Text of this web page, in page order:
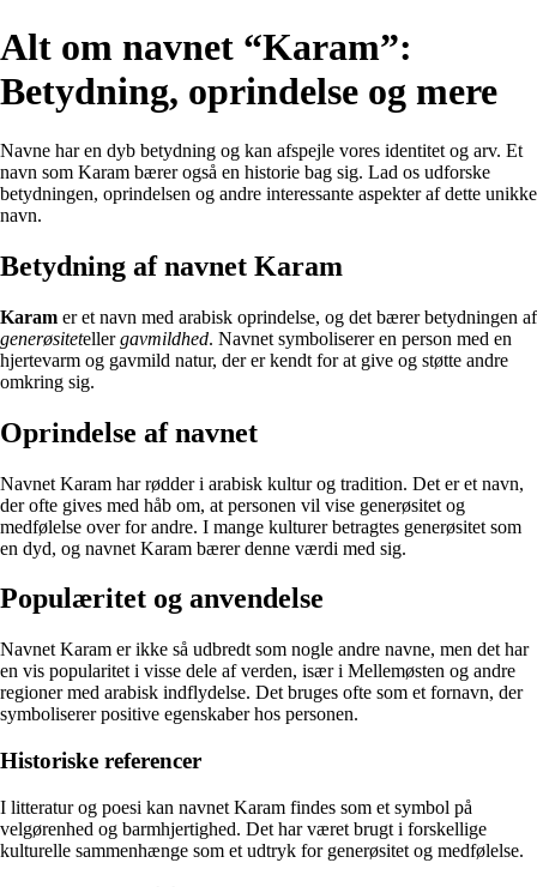
Alt om navnet “Karam”:
Betydning, oprindelse og mere
Navne har en dyb betydning og kan afspejle vores identitet og arv. Et
navn som Karam bærer også en historie bag sig. Lad os udforske
betydningen, oprindelsen og andre interessante aspekter af dette unikke
navn.
Betydning af navnet Karam
Karam er et navn med arabisk oprindelse, og det bærer betydningen af
generøsitetellergavmildhed. Navnet symboliserer en person med en
hjertevarm og gavmild natur, der er kendt for at give og støtte andre
omkring sig.
Oprindelse af navnet
Navnet Karam har rødder i arabisk kultur og tradition. Det er et navn,
der ofte gives med håb om, at personen vil vise generøsitet og
medfølelse over for andre. I mange kulturer betragtes generøsitet som
en dyd, og navnet Karam bærer denne værdi med sig.
Populæritet og anvendelse
Navnet Karam er ikke så udbredt som nogle andre navne, men det har
en vis popularitet i visse dele af verden, især i Mellemøsten og andre
regioner med arabisk indflydelse. Det bruges ofte som et fornavn, der
symboliserer positive egenskaber hos personen.
Historiske referencer
I litteratur og poesi kan navnet Karam findes som et symbol på
velgørenhed og barmhjertighed. Det har været brugt i forskellige
kulturelle sammenhænge som et udtryk for generøsitet og medfølelse.